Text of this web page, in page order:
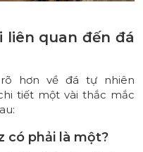
liên quan đến đá
hơn về đá tự nhiên
tiết một vài thắc mắc
có phải là một?